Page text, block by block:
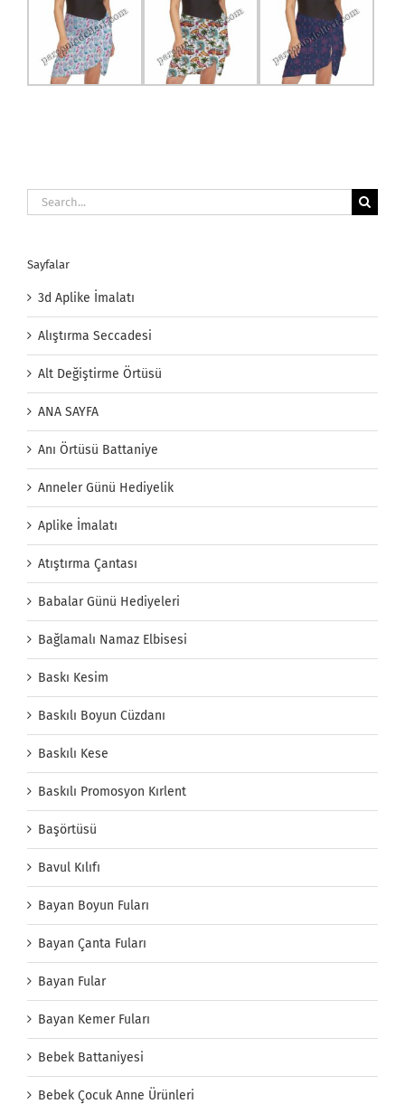
Search
for:
Sayfalar
3d Aplike İmalatı
Alıştırma Seccadesi
Alt Değiştirme Örtüsü
ANA SAYFA
Anı Örtüsü Battaniye
Anneler Günü Hediyelik
Aplike İmalatı
Atıştırma Çantası
Babalar Günü Hediyeleri
Bağlamalı Namaz Elbisesi
Baskı Kesim
Baskılı Boyun Cüzdanı
Baskılı Kese
Baskılı Promosyon Kırlent
Başörtüsü
Bavul Kılıfı
Bayan Boyun Fuları
Bayan Çanta Fuları
Bayan Fular
Bayan Kemer Fuları
Bebek Battaniyesi
Bebek Çocuk Anne Ürünleri